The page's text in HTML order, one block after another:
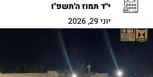
י"ד תמוז ה'תשפ"ו
יוני 29, 2026